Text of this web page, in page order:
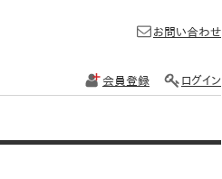
お問い合わせ
会員登録 ログイン